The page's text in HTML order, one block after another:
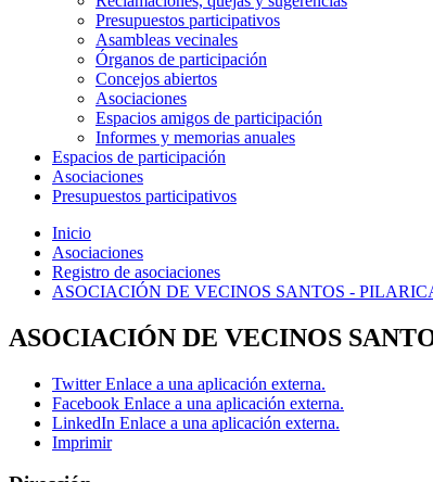
Presupuestos participativos
Asambleas vecinales
Órganos de participación
Concejos abiertos
Asociaciones
Espacios amigos de participación
Informes y memorias anuales
Espacios de participación
Asociaciones
Presupuestos participativos
Inicio
Asociaciones
Registro de asociaciones
ASOCIACIÓN DE VECINOS SANTOS -
ASOCIACIÓN DE VECINOS
Twitter Enlace a una aplicación externa.
Facebook Enlace a una aplicación externa.
LinkedIn Enlace a una aplicación externa.
Imprimir